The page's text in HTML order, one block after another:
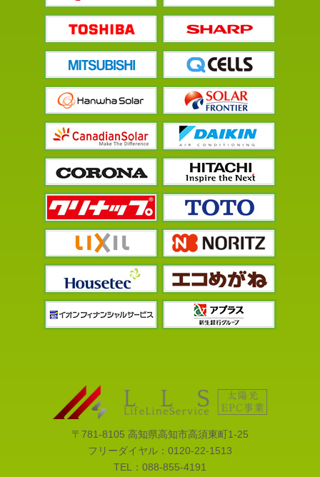
〒781-8105 高知県高知市高須東町1-25
フリーダイヤル： 0120-22-1513
TEL： 088-855-4191